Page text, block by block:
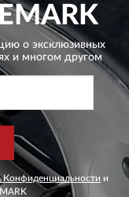
о эксклюзивных
и многом другом
Конфиденциальности и